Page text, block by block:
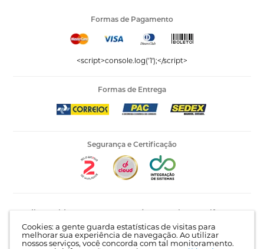
Cookies: a gente guarda estatísticas de visitas para
melhorar sua experiência de navegação. Ao utilizar
nossos serviços, você concorda com tal monitoramento.
Formas de Pagamento
<script>console.log('1');</script>
Formas de Entrega
Segurança e Certificação
Editora Vida LTDA - 53.535.423/0005-04 | AV Recife, 841 -
Guarulhos - SP | CEP 07215-030 |Mapa do site